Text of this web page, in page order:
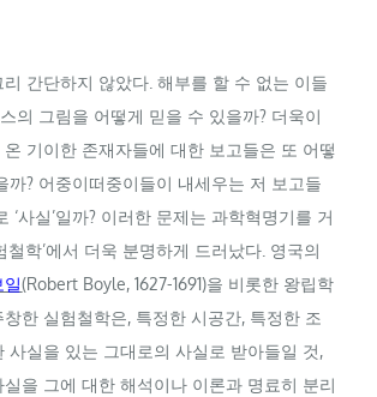
간단하지 않았다. 해부를 할 수 없는 이들
의 그림을 어떻게 믿을 수 있을까? 더욱이
기이한 존재자들에 대한 보고들은 또 어떻
까? 어중이떠중이들이 내세우는 저 보고들
‘사실’일까? 이러한 문제는 과학혁명기를 거
철학’에서 더욱 분명하게 드러났다. 영국의
일(Robert Boyle, 1627-1691)을 비롯한 왕립학
한 실험철학은, 특정한 시공간, 특정한 조
사실을 있는 그대로의 사실로 받아들일 것,
을 그에 대한 해석이나 이론과 명료히 분리